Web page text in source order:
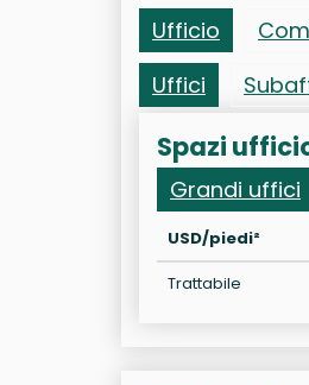
Ufficio
Uffici
Spazi
Grandi uffici
USD/piedi²
Trattabile